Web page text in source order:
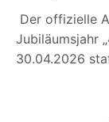
Der offizielle
Jubiläumsjahr
30.04.2026